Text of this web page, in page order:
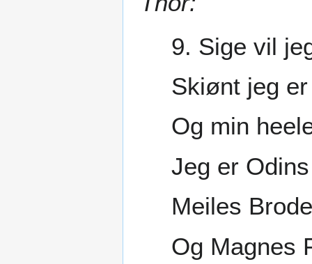
9. Sige vil
Skiønt jeg
Og min
Jeg er
Meiles
Og Magnes